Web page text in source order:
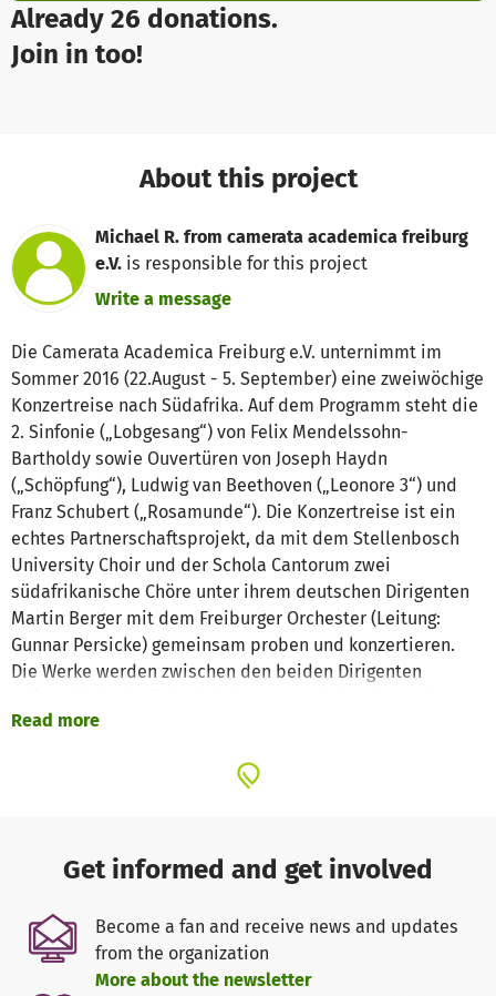
Already 26 donations.
Join in too!
About this project
Michael R. from camerata academica freiburg
e.V. is responsible for this project
Write a message
Die Camerata Academica Freiburg e.V. unternimmt im
Sommer 2016 (22.August - 5. September) eine zweiwöchige
Konzertreise nach Südafrika. Auf dem Programm steht die
2. Sinfonie („Lobgesang“) von Felix Mendelssohn-
Bartholdy sowie Ouvertüren von Joseph Haydn
(„Schöpfung“), Ludwig van Beethoven („Leonore 3“) und
Franz Schubert („Rosamunde“). Die Konzertreise ist ein
echtes Partnerschaftsprojekt, da mit dem Stellenbosch
University Choir und der Schola Cantorum zwei
südafrikanische Chöre unter ihrem deutschen Dirigenten
Martin Berger mit dem Freiburger Orchester (Leitung:
Gunnar Persicke) gemeinsam proben und konzertieren.
Die Werke werden zwischen den beiden Dirigenten
Musikhochschule Freiburg einen Lehrauftrag für
südafrikanische Studierende in Stellenbosch durchführen.
Department der University of Stellenbosch lehrt, ist die
Zusammenarbeit mit dem deutschen Orchester etwas
Besonderes: „Südafrika liegt am Ende der Welt, aber ist
dankbar für das Interesse renommierter MusikerInnen an
der Arbeit mit unseren Studierenden. Andreas Scholl,
Pinchas Zukermann und Joshua Bell haben uns im Laufe
Read more
Get informed and get involved
Become a fan and receive news and updates
from the organization
More about the newsletter